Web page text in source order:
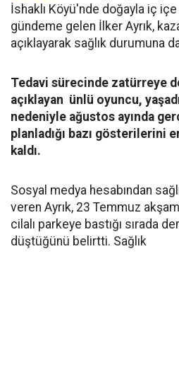
İshaklı Köyü'nde doğayla iç
gündeme gelen İlker Ayrık,
açıklayarak sağlık durumuna
Tedavi sürecinde zatürreye de
açıklayan ünlü oyuncu,
nedeniyle ağustos ayında
planladığı bazı gösterilerini
kaldı.
Sosyal medya hesabından
veren Ayrık, 23 Temmuz
cilalı parkeye bastığı sırada
düştüğünü belirtti. Sağlık